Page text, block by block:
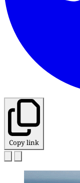
Copy link